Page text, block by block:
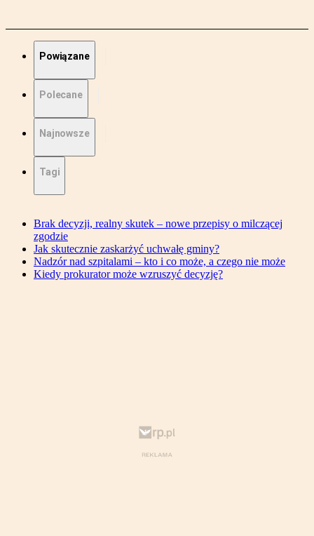
Powiązane
Polecane
Najnowsze
Tagi
Brak decyzji, realny skutek – nowe przepisy o milczącej
zgodzie
Jak skutecznie zaskarżyć uchwałę gminy?
Nadzór nad szpitalami – kto i co może, a czego nie może
Kiedy prokurator może wzruszyć decyzję?